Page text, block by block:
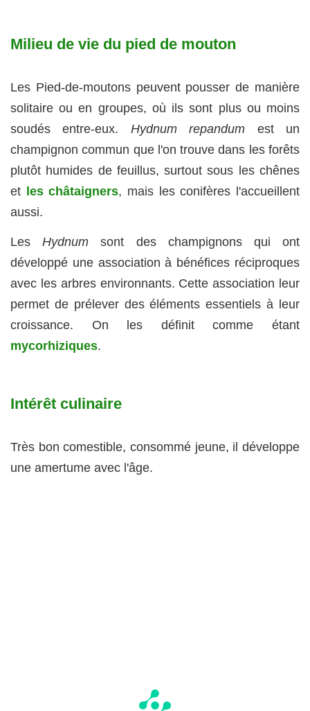
Milieu de vie du pied de mouton
Les Pied-de-moutons peuvent pousser de manière
solitaire ou en groupes, où ils sont plus ou moins
soudés entre-eux. Hydnum repandum est un
champignon commun que l'on trouve dans les forêts
plutôt humides de feuillus, surtout sous les chênes
et
les châtaigners, mais les conifères l'accueillent
aussi.
LesHydnum sont des champignons qui ont
développé une association à bénéfices réciproques
avec les arbres environnants. Cette association leur
permet de prélever des éléments essentiels à leur
croissance. On les définit comme étant
mycorhiziques.
Intérêt culinaire
Très bon comestible, consommé jeune, il développe
une amertume avec l'âge.